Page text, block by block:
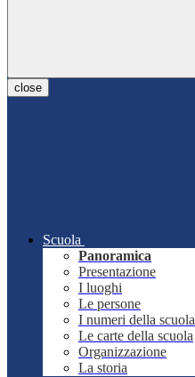
close
Scuola
Panoramica
Presentazione
I luoghi
Le persone
I numeri della scuola
Le carte della scuola
Organizzazione
La storia